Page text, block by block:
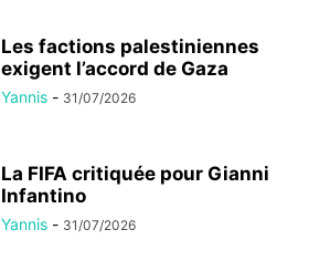
Les factions palestiniennes
exigent l’accord de Gaza
Yannis - 31/07/2026
La FIFA critiquée pour Gianni
Infantino
Yannis - 31/07/2026